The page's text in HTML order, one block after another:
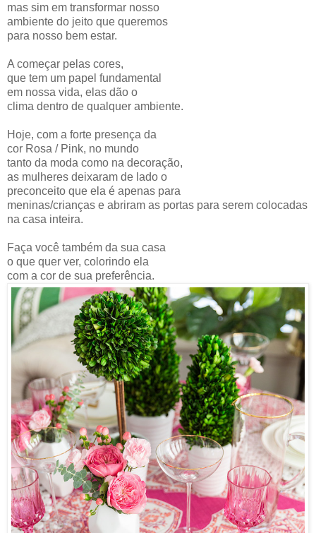
mas sim em transformar nosso
ambiente do jeito que queremos
para nosso bem estar.
A começar pelas cores,
que tem um papel fundamental
em nossa vida, elas dão o
clima dentro de qualquer ambiente.
Hoje, com a forte presença da
cor Rosa / Pink, no mundo
tanto da moda como na decoração,
as mulheres deixaram de lado o
preconceito que ela é apenas para
meninas/crianças e abriram as portas para serem colocadas
na casa inteira.
Faça você também da sua casa
o que quer ver, colorindo ela
com a cor de sua preferência.